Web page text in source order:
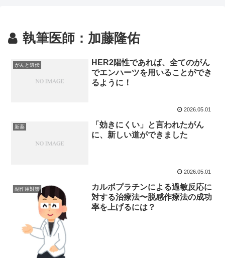
執筆医師：加藤隆佑
がんと遺伝
HER2陽性であれば、全てのがん
でエンハーツを用いることができ
るように！
2026.05.01
新薬
「効きにくい」と言われたがん
に、新しい道ができました
2026.05.01
副作用対策
カルボプラチンによる過敏反応に
対する治療法〜脱感作療法の成功
率を上げるには？